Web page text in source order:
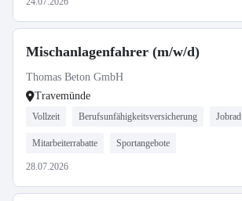
Mischanlagenfahrer (m/w/d)
Thomas Beton GmbH
Travemünde
Vollzeit Berufsunfähigkeitsversicherung Jobrad
Mitarbeiterrabatte Sportangebote
28.07.2026